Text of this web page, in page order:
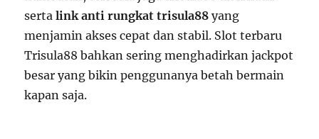
sertalink anti rungkat trisula88 yang
menjamin akses cepat dan stabil. Slot terbaru
Trisula88 bahkan sering menghadirkan jackpot
besar yang bikin penggunanya betah bermain
kapan saja.